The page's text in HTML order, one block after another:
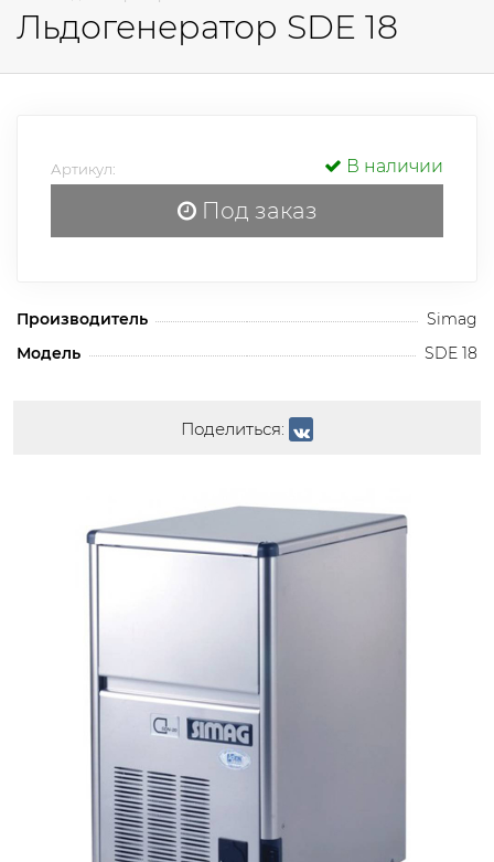
Льдогенератор SDE 18
Артикул: В наличии
Под заказ
Производитель
Simag
Модель
SDE 18
Поделиться:
СНЯТ С ПРОИЗВОДСТВА